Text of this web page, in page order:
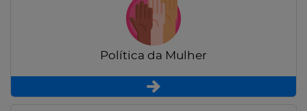
Política da Mulher